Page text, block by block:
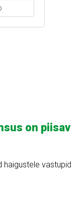
on
haigustele